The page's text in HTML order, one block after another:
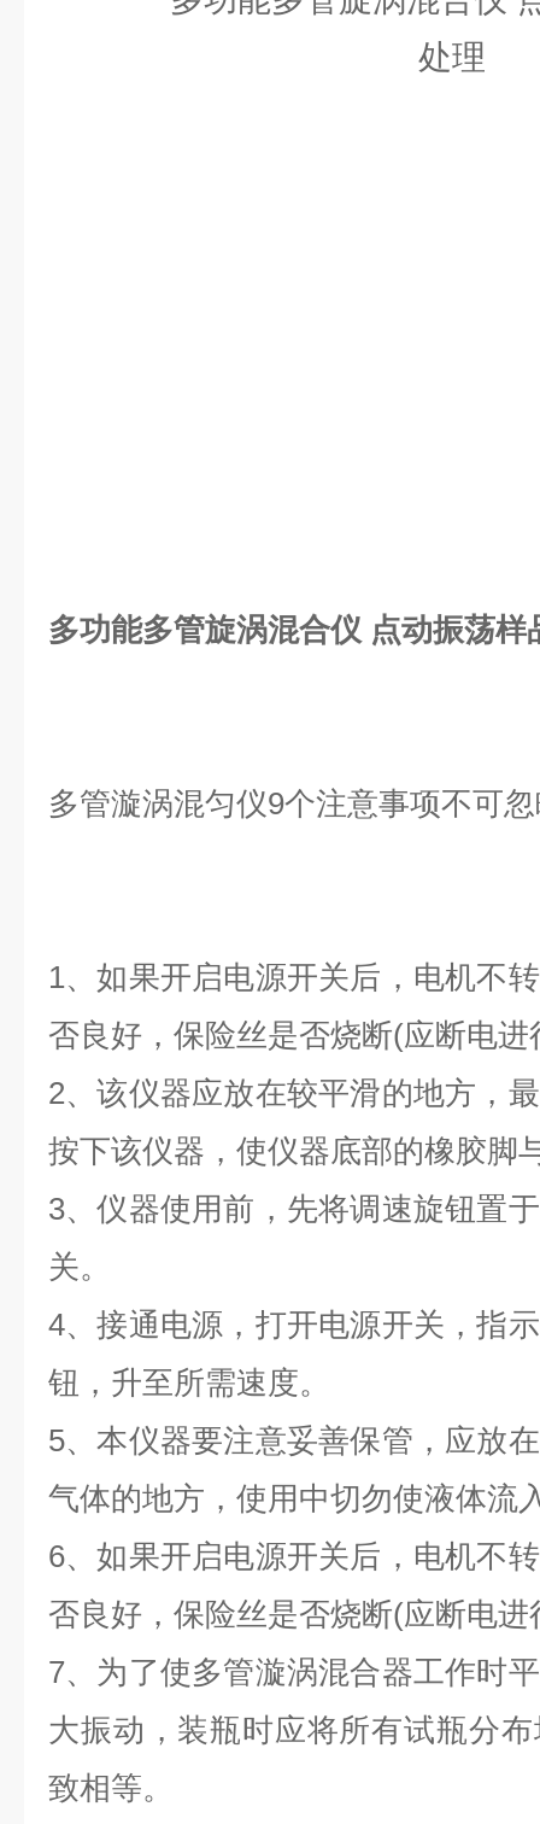
多功能多管旋涡混合仪 点动振荡样
多管漩涡混匀仪9个注意事项不可
1、如果开启电源开关后，电机不
否良好，保险丝是否烧断(应断电进
2、该仪器应放在较平滑的地方，
按下该仪器，使仪器底部的橡胶脚
3、仪器使用前，先将调速旋钮置
关。
4、接通电源，打开电源开关，指
钮，升至所需速度。
5、本仪器要注意妥善保管，应放
气体的地方，使用中切勿使液体流
6、如果开启电源开关后，电机不
否良好，保险丝是否烧断(应断电进
7、为了使多管漩涡混合器工作时
大振动，装瓶时应将所有试瓶分
致相等。